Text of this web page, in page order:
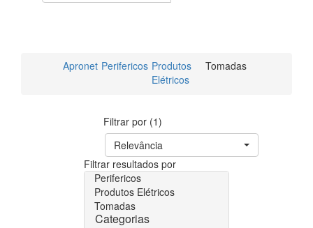
Apronet Perifericos Produtos
Elétricos
Tomadas
Filtrar por (1)
Relevância
Filtrar resultados por
Perifericos
Produtos Elétricos
Tomadas
Categorias